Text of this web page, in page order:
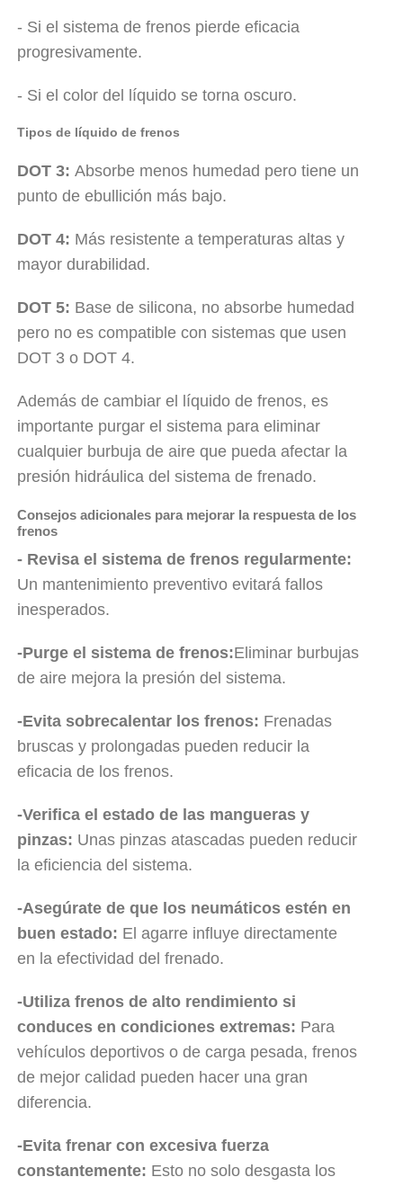
- Si el sistema de frenos pierde eficacia
progresivamente.
- Si el color del líquido se torna oscuro.
Tipos de líquido de frenos
DOT 3: Absorbe menos humedad pero tiene un
punto de ebullición más bajo.
DOT 4: Más resistente a temperaturas altas y
mayor durabilidad.
DOT 5: Base de silicona, no absorbe humedad
pero no es compatible con sistemas que usen
DOT 3 o DOT 4.
Además de cambiar el líquido de frenos, es
importante purgar el sistema para eliminar
cualquier burbuja de aire que pueda afectar la
presión hidráulica del sistema de frenado.
Consejos adicionales para mejorar la respuesta de los
frenos
- Revisa el sistema de frenos regularmente:
Un mantenimiento preventivo evitará fallos
inesperados.
-Purge el sistema de frenos:Eliminar burbujas
de aire mejora la presión del sistema.
-Evita sobrecalentar los frenos: Frenadas
bruscas y prolongadas pueden reducir la
eficacia de los frenos.
-Verifica el estado de las mangueras y
pinzas: Unas pinzas atascadas pueden reducir
la eficiencia del sistema.
-Asegúrate de que los neumáticos estén en
buen estado: El agarre influye directamente
en la efectividad del frenado.
-Utiliza frenos de alto rendimiento si
conduces en condiciones extremas: Para
vehículos deportivos o de carga pesada, frenos
de mejor calidad pueden hacer una gran
diferencia.
-Evita frenar con excesiva fuerza
constantemente: Esto no solo desgasta los